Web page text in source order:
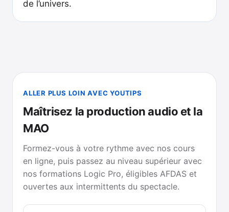
de l’univers.
ALLER PLUS LOIN AVEC YOUTIPS
Maîtrisez la production audio et la
MAO
Formez-vous à votre rythme avec nos cours
en ligne, puis passez au niveau supérieur avec
nos formations Logic Pro, éligibles AFDAS et
ouvertes aux intermittents du spectacle.